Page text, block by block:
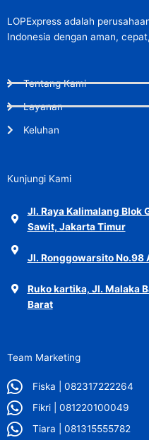
LOPExpress adalah
Indonesia dengan aman,
Tentang Kami
Layanan
Keluhan
Kunjungi Kami
Jl. Raya Kalimalang Blok
Sawit, Jakarta Timur
Jl. Ronggowarsito No.98
Ruko kartika, Jl. Malaka
Barat
Team Marketing
Fiska | 082317222264
Fikri | 081220100049
Tiara | 081315555782